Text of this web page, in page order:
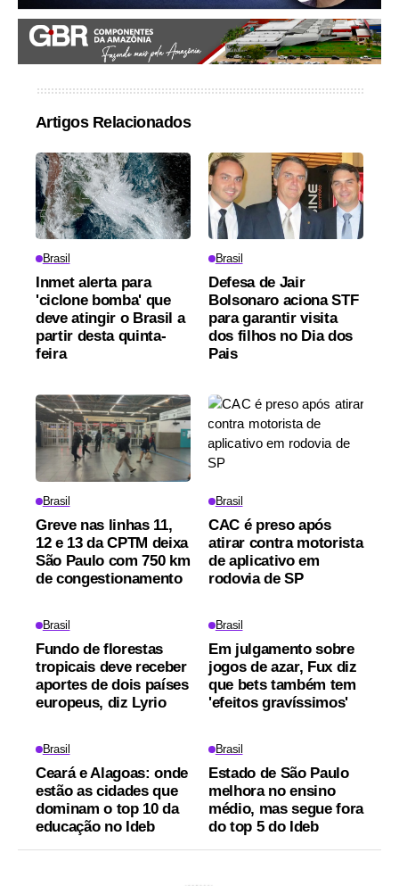
Artigos Relacionados
Brasil
Inmet alerta para
'ciclone bomba' que
deve atingir o Brasil a
partir desta quinta-
feira
Brasil
Defesa de Jair
Bolsonaro aciona STF
para garantir visita
dos filhos no Dia dos
Pais
Brasil
Greve nas linhas 11,
12 e 13 da CPTM deixa
São Paulo com 750 km
de congestionamento
Brasil
CAC é preso após
atirar contra motorista
de aplicativo em
rodovia de SP
Brasil
Fundo de florestas
tropicais deve receber
aportes de dois países
europeus, diz Lyrio
Brasil
Em julgamento sobre
jogos de azar, Fux diz
que bets também tem
'efeitos gravíssimos'
Brasil
Ceará e Alagoas: onde
estão as cidades que
dominam o top 10 da
educação no Ideb
Brasil
Estado de São Paulo
melhora no ensino
médio, mas segue fora
do top 5 do Ideb